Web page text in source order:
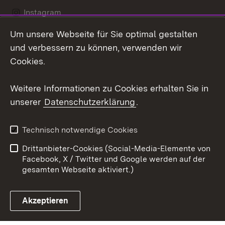
Instagram
Social Wall
Link zum Landesportal
Barrierefreiheit
Benutzungshinweise
Impressum
Cookies
Um unsere Webseite für Sie optimal gestalten
und verbessern zu können, verwenden wir
Cookies.
Weitere Informationen zu Cookies erhalten Sie in
unserer Datenschutzerklärung.
Technisch notwendige Cookies
Drittanbieter-Cookies (Social-Media-Elemente von
Facebook, X / Twitter und Google werden auf der
gesamten Webseite aktiviert.)
Akzeptieren